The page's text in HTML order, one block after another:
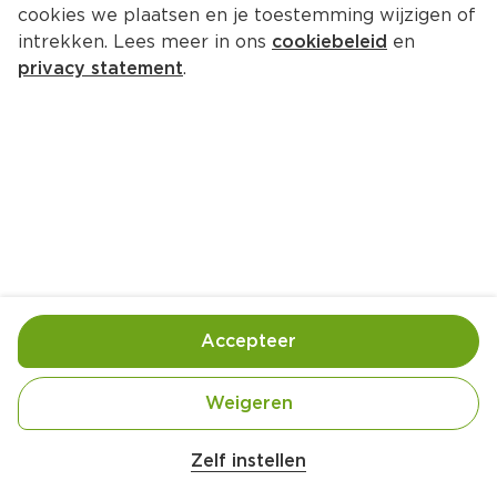
Ingrediënten Bereiding
cookies we plaatsen en je toestemming wijzigen of
intrekken. Lees meer in ons cookiebeleid en
privacy statement.
Zelf instellen
Weigeren
Accepteer